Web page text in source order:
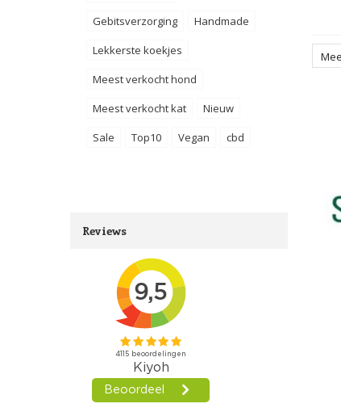
Gebitsverzorging
Handmade
Lekkerste koekjes
Meest verkocht hond
Meest verkocht kat
Nieuw
Sale
Top10 Vegan cbd
Reviews